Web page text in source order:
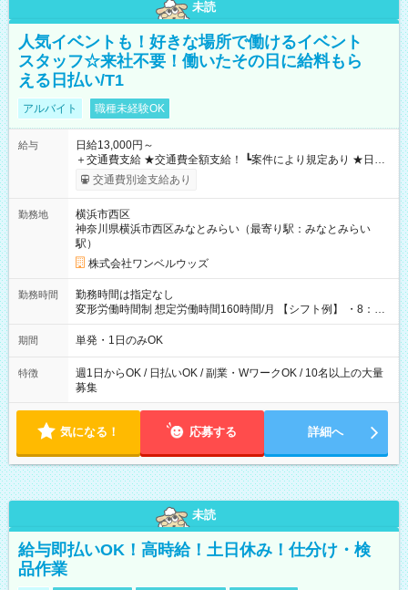
未読
人気イベントも！好きな場所で働けるイベント
スタッフ☆来社不要！働いたその日に給料もら
える日払い/T1
アルバイト 職種未経験OK
給与
日給13,000円～
＋交通費支給 ★交通費全額支給！ ┗案件により規定あり ★日払
いOK！（規定あり） ┗働いたその日に現金GET♪ お仕事後はコ
ンビニATMから 日払い分を引き落とせます！ 【試用期間】試
交通費別途支給あり
勤務地
横浜市西区
神奈川県横浜市西区みなとみらい（最寄り駅：みなとみらい
駅）
株式会社ワンベルウッズ
勤務時間
勤務時間は指定なし
変形労働時間制 想定労働時間160時間/月 【シフト例】 ・8：00
～21：00
期間 単発・1日のみOK
特徴
週1日からOK / 日払いOK / 副業・WワークOK / 10名以上の大量
募集
気になる！ 応募する 詳細へ
未読
給与即払いOK！高時給！土日休み！仕分け・検
品作業